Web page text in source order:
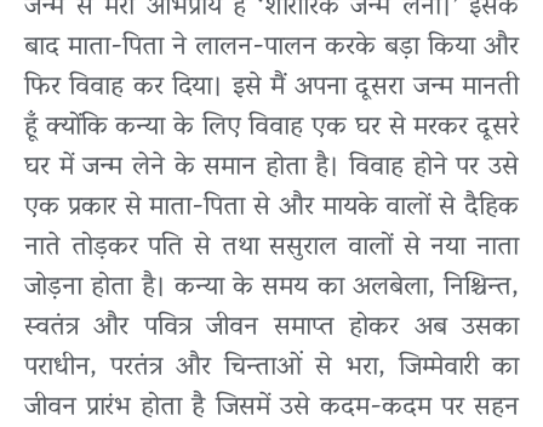
बाद माता-पिता ने लालन-पालन करके बड़ा किया और
फिर विवाह कर दिया। इसे मैं अपना दूसरा जन्म मानती
हूँ क्योंकि कन्या के लिए विवाह एक घर से मरकर दूसरे
घर में जन्म लेने के समान होता है। विवाह होने पर उसे
एक प्रकार से माता-पिता से और मायके वालों से दैहिक
नाते तोड़कर पति से तथा ससुराल वालों से नया नाता
जोड़ना होता है। कन्या के समय का अलबेला, निश्चिन्त,
स्वतंत्र और पवित्र जीवन समाप्त होकर अब उसका
पराधीन, परतंत्र और चिन्ताओं से भरा, जिम्मेवारी का
जीवन प्रारंभ होता है जिसमें उसे कदम-कदम पर सहन